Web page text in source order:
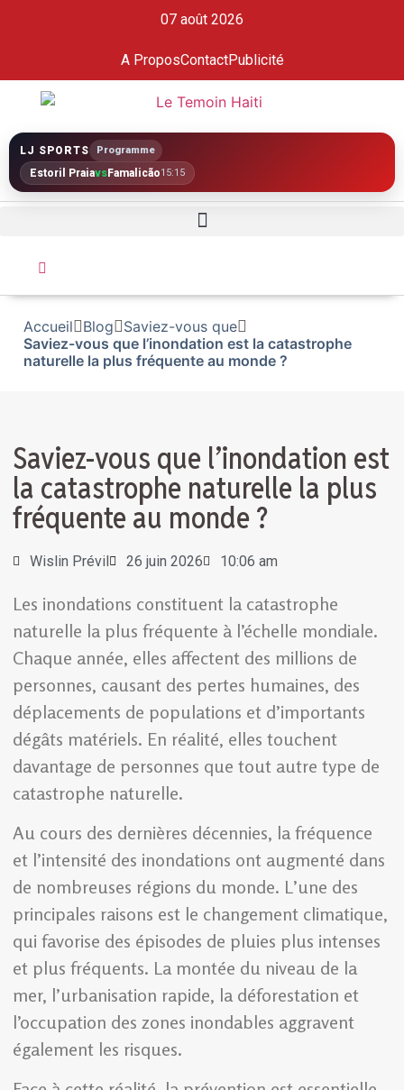
07 août 2026
A ProposContactPublicité
LJ SPORTS Programme
Estoril PraiavsFamalicão15:15
Accueil Blog
Saviez-vous que
Saviez-vous que l’inondation est la catastrophe
naturelle la plus fréquente au monde ?
Saviez-vous que l’inondation est
la catastrophe naturelle la plus
fréquente au monde ?
Wislin Prévil 26 juin 2026 10:06 am
Les inondations constituent la catastrophe
naturelle la plus fréquente à l’échelle mondiale.
Chaque année, elles affectent des millions de
personnes, causant des pertes humaines, des
déplacements de populations et d’importants
dégâts matériels. En réalité, elles touchent
davantage de personnes que tout autre type de
catastrophe naturelle.
Au cours des dernières décennies, la fréquence
et l’intensité des inondations ont augmenté dans
de nombreuses régions du monde. L’une des
principales raisons est le changement climatique,
qui favorise des épisodes de pluies plus intenses
et plus fréquents. La montée du niveau de la
mer, l’urbanisation rapide, la déforestation et
l’occupation des zones inondables aggravent
également les risques.